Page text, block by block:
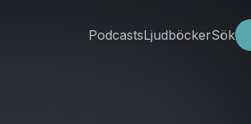
PodcastsLjudböckerSök